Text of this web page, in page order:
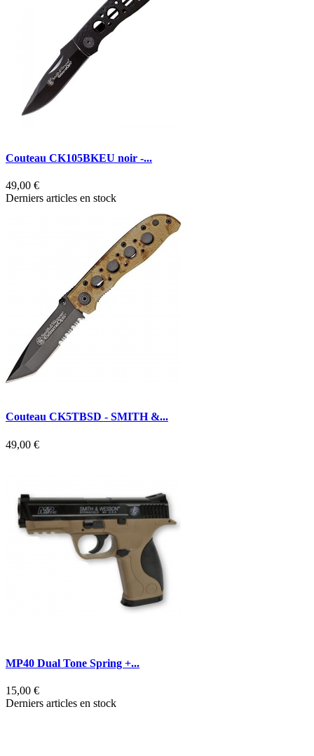
Couteau CK105BKEU noir -...
49,00 €
Derniers articles en stock
Couteau CK5TBSD - SMITH &...
49,00 €
MP40 Dual Tone Spring +...
15,00 €
Derniers articles en stock